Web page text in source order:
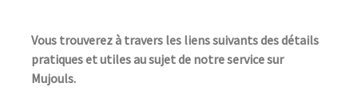
Vous trouverez à travers les liens suivants des détails
pratiques et utiles au sujet de notre service sur
Mujouls.